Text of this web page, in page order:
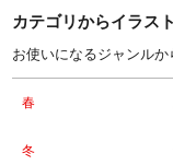
カテゴリからイラス
お使いになるジャンル
春
冬